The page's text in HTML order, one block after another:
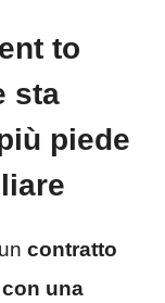
to
sta
piede
contratto
una